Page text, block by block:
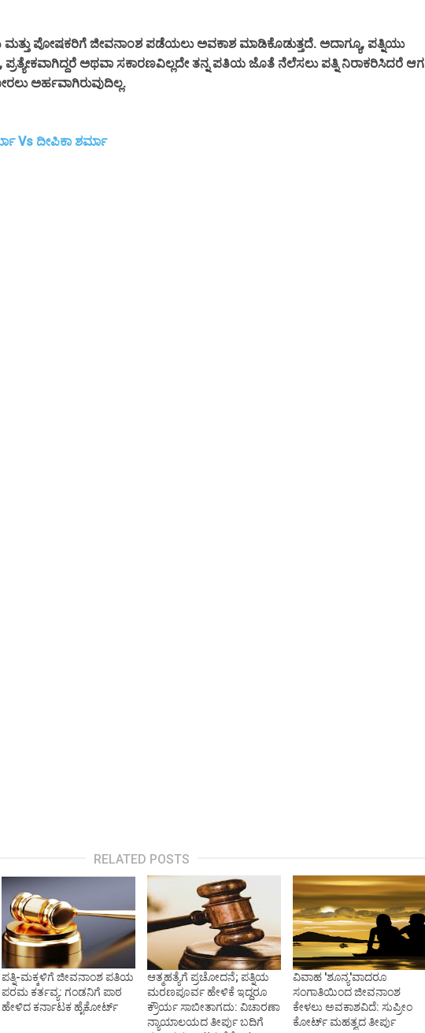
ಮತ್ತು ಪೋಷಕರಿಗೆ ಜೀವನಾಂಶ ಪಡೆಯಲು ಅವಕಾಶ ಮಾಡಿಕೊಡುತ್ತದೆ. ಅದಾಗ್ಯೂ, ಪತ್ನಿಯು
ಅಥವಾ ಸಕಾರಣವಿಲ್ಲದೇ ತನ್ನ ಪತಿಯ ಜೊತೆ ನೆಲೆಸಲು ಪತ್ನಿ ನಿರಾಕರಿಸಿದರೆ ಆಗ
ಅರ್ಹವಾಗಿರುವುದಿಲ್ಲ.
Vs ದೀಪಿಕಾ ಶರ್ಮಾ
RELATED POSTS
ಪತ್ನಿ-ಮಕ್ಕಳಿಗೆ ಜೀವನಾಂಶ ಪತಿಯ
ಪರಮ ಕರ್ತವ್ಯ: ಗಂಡನಿಗೆ ಪಾಠ
ಹೇಳಿದ ಕರ್ನಾಟಕ ಹೈಕೋರ್ಟ್‌
ಆತ್ಮಹತ್ಯೆಗೆ ಪ್ರಚೋದನೆ; ಪತ್ನಿಯ
ಮರಣಪೂರ್ವ ಹೇಳಿಕೆ ಇದ್ದರೂ
ಕ್ರೌರ್ಯ ಸಾಬೀತಾಗದು: ವಿಚಾರಣಾ
ನ್ಯಾಯಾಲಯದ ತೀರ್ಪು ಬದಿಗೆ
ವಿವಾಹ 'ಶೂನ್ಯ'ವಾದರೂ
ಸಂಗಾತಿಯಿಂದ ಜೀವನಾಂಶ
ಕೇಳಲು ಅವಕಾಶವಿದೆ: ಸುಪ್ರೀಂ
ಕೋರ್ಟ್ ಮಹತ್ವದ ತೀರ್ಪು